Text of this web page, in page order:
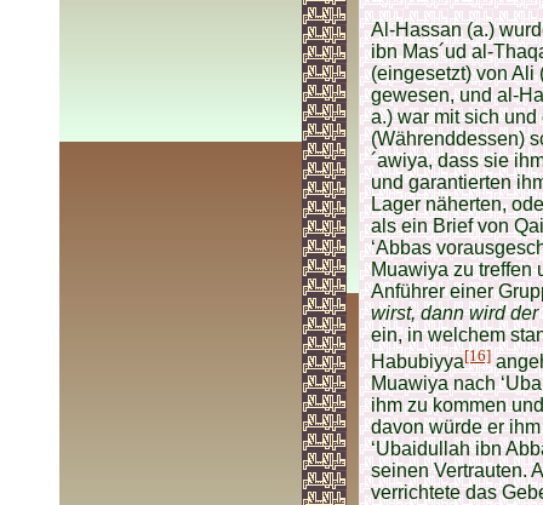
Al-Hassan (a.)
ibn Mas´ud al-
(eingesetzt) von Ali
gewesen, und al-
a.) war mit sich
(Währenddessen)
´awiya, dass sie
und garantierten
Lager näherten,
als ein Brief von
‘Abbas
Muawiya zu treffen
Anführer einer
wirst, dann wird der
ein, in welchem
Habubiyya[16]
Muawiya nach
ihm zu kommen
davon würde er
‘Ubaidullah ibn
seinen Vertrauten.
verrichtete das